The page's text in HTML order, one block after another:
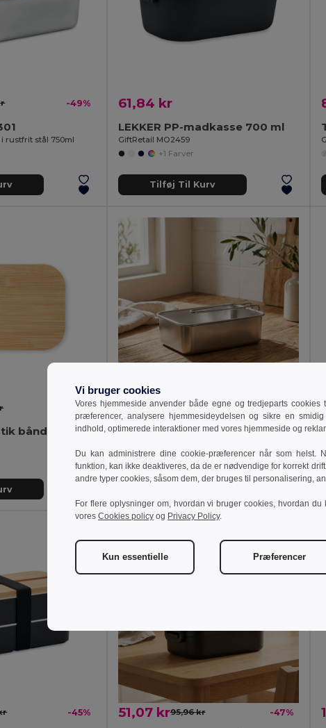
-49%
rustfrit stål 750ml
61,84 kr
LEKKER PP-madkasse 700 ml
GiftRetail MO2459
+1 Farver
Tilføj Til Kurv
-40%
Lunch Box. Elastik bånd for nemmere håndtering. Kan rumme 800 ml
40,74 kr106,72 kr -62%
TAMELUNCH Madkasse i rustfrit stål
-45% 51,07 kr95,96 kr -47%
Vi bruger cookies
Vores hjemmeside anvender både egne og tredjeparts
præferencer, analysere hjemmesideydelsen og sikre en
indhold, optimerede interaktioner med vores hjemmeside og
Du kan administrere dine cookie-præferencer når som helst.
funktion, kan ikke deaktiveres, da de er nødvendige for korrekt
andre typer cookies, såsom dem, der bruges til personalisering,
For flere oplysninger om, hvordan vi bruger cookies, hvordan
vores Cookies policy og Privacy Policy.
Kun essentielle Præferencer